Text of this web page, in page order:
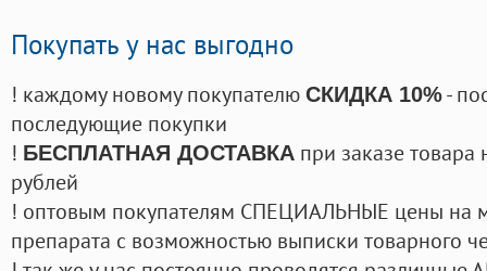
Покупать у нас выгодно
! каждому новому покупателю СКИДКА 10%-
последующие покупки
! БЕСПЛАТНАЯ ДОСТАВКА при заказе
рублей
! оптовым покупателям СПЕЦИАЛЬНЫЕ цены на
препарата с возможностью выписки товарного